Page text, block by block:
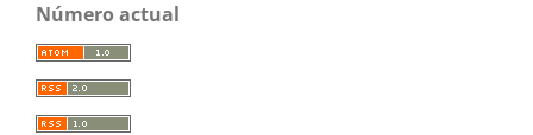
Número actual